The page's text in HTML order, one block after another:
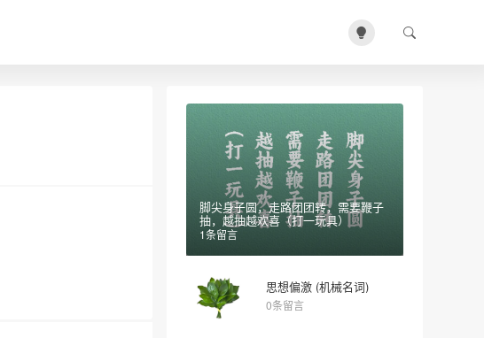
脚尖身子圆，走路团团转，需要鞭子
抽，越抽越欢喜（打一玩具）
1条留言
思想偏激 (机械名词)
0条留言